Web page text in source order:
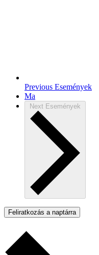
Previous Események
Ma
Next Események
Feliratkozás a naptárra